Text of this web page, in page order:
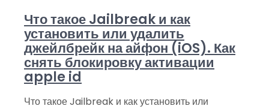
Что такое Jailbreak и как
установить или удалить
джейлбрейк на айфон (iOS). Как
снять блокировку активации
apple id
Что такое Jailbreak и как установить или